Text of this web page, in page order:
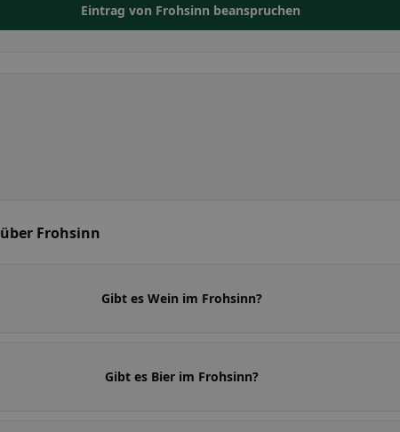
Eintrag von Frohsinn beanspruchen
Frohsinn
Gibt es Wein im Frohsinn?
Gibt es Bier im Frohsinn?